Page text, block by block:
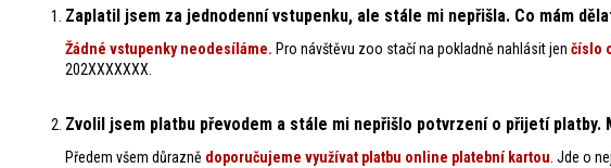
Zaplatil jsem za jednodenní vstupenku, ale stále mi nepřišla. Co mám
Žádné vstupenky neodesíláme. Pro návštěvu zoo stačí na pokladně nahlásit jen číslo
202XXXXXXX.
Zvolil jsem platbu převodem a stále mi nepřišlo potvrzení o přijetí platby.
Předem všem důrazně doporučujeme využívat platbu online platební kartou . Jde o